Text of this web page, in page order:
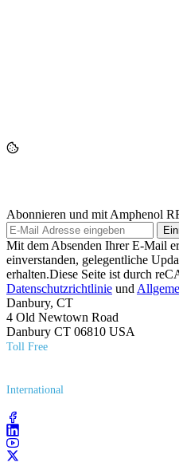
Abonnieren und mit Amphenol
Mit dem Absenden Ihrer E-Mail
einverstanden, gelegentliche
erhalten.Diese Seite ist durch
Datenschutzrichtlinie und
Danbury, CT
4 Old Newtown Road
Danbury CT 06810 USA
Toll Free
International